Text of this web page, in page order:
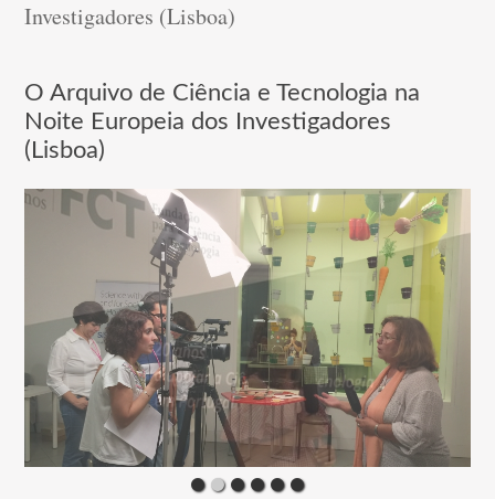
Investigadores (Lisboa)
O Arquivo de Ciência e Tecnologia na
Noite Europeia dos Investigadores
(Lisboa)